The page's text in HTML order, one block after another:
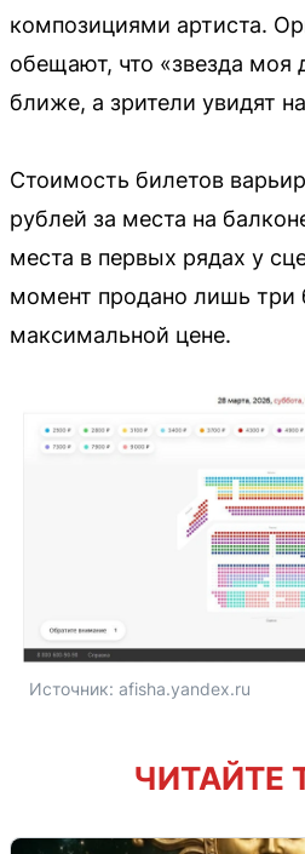
композициями артиста.
обещают, что «звезда моя
ближе, а зрители увидят
Стоимость билетов
рублей за места на
места в первых рядах у
момент продано лишь три
максимальной цене.
Источник: afisha.yandex.ru
ЧИТАЙТЕ